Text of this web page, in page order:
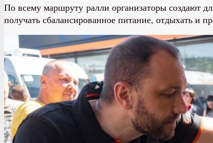
По всему маршруту ралли организаторы создают
получать сбалансированное питание, отдыхать и